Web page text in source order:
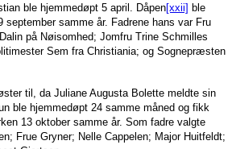
ble hjemmedøpt 5 april. Dåpen[xxii] ble
samme år. Fadrene hans var Fru
på Nøisomhed; Jomfru Trine Schmilles
Sem fra Christiania; og Sognepræsten
til, da Juliane Augusta Bolette meldte sin
ble hjemmedøpt 24 samme måned og fikk
13 oktober samme år. Som fadre valgte
Frue Gryner; Nelle Cappelen; Major Huitfeldt;